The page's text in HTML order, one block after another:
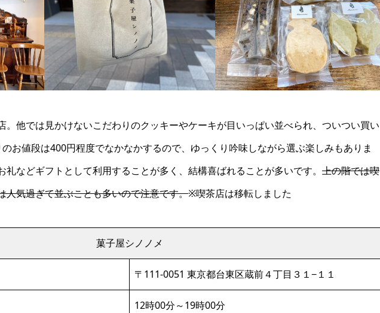
。他では見かけないこだわりのクッキーやケーキが目いっぱい並べられ、ついつい買い
お値段は400円程度でなかなかするので、ゆっくり吟味しながら選ぶ楽しみもありま
などギフトとして利用することが多く、結構喜ばれることが多いです。 上の階では喫
人気過ぎて並ぶことも多いので注意です。※喫茶店は移転しました
菓子屋シノノメ
〒111-0051 東京都台東区蔵前４丁目３１−１１
12時00分～19時00分